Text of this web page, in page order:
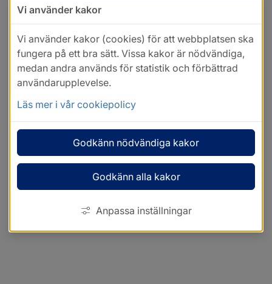
Vi använder kakor
Vi använder kakor (cookies) för att webbplatsen ska
fungera på ett bra sätt. Vissa kakor är nödvändiga,
medan andra används för statistik och förbättrad
användarupplevelse.
Läs mer i vår cookiepolicy
Godkänn nödvändiga kakor
Godkänn alla kakor
Anpassa inställningar